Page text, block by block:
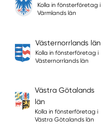
Kolla in fönsterföretag i
Värmlands län
Västernorrlands län
Kolla in fönsterföretag i
Västernorrlands län
Västra Götalands
län
Kolla in fönsterföretag i
Västra Götalands län